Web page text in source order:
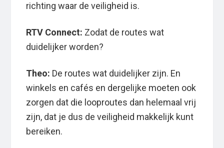
richting waar de veiligheid is.
RTV Connect: Zodat de routes wat
duidelijker worden?
Theo: De routes wat duidelijker zijn. En
winkels en cafés en dergelijke moeten ook
zorgen dat die looproutes dan helemaal vrij
zijn, dat je dus de veiligheid makkelijk kunt
bereiken.